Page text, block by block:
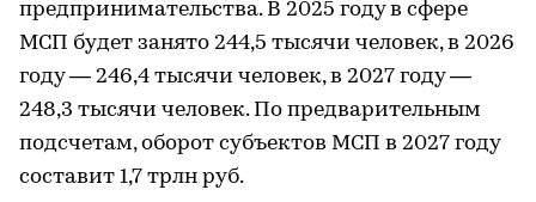
предпринимательства. В 2025 году в сфере
МСП будет занято 244,5 тысячи человек, в 2026
году — 246,4 тысячи человек, в 2027 году —
248,3 тысячи человек. По предварительным
подсчетам, оборот субъектов МСП в 2027 году
составит 1,7 трлн руб.